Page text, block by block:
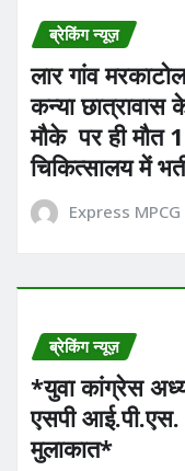
ब्रेकिंग न्यूज़
लार गांव
कन्या छात्रावास
मौके पर ही मौत
चिकित्सालय में
Express MPCG
ब्रेकिंग न्यूज़
*युवा कांग्रेस
एसपी आई.पी.एस.
मुलाकात*